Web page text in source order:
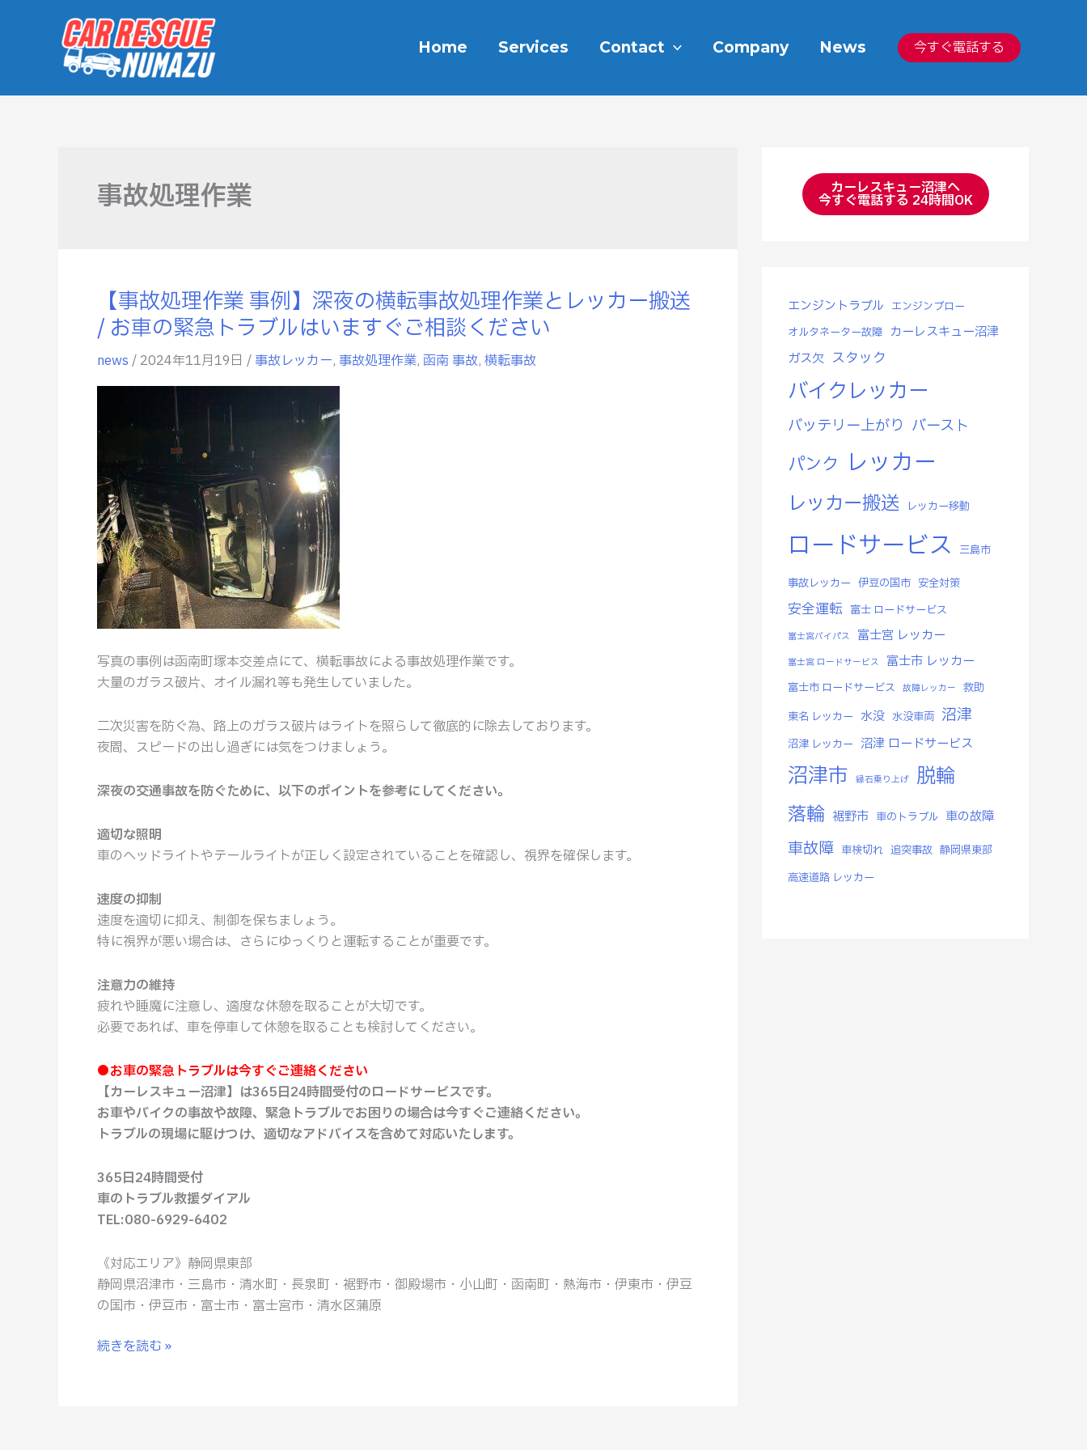
キ
Home Services Contact Company News 今すぐ電話する
事故処理作業
【事故処理作業 事例】深夜の横転事故処理作業とレッカー搬送
/ お車の緊急トラブルはいますぐご相談ください
news / 2024年11月19日 / 事故レッカー, 事故処理作業, 函南 事故, 横転事故
写真の事例は函南町塚本交差点にて、横転事故による事故処理作業です。
大量のガラス破片、オイル漏れ等も発生していました。
二次災害を防ぐ為、路上のガラス破片はライトを照らして徹底的に除去しております。
夜間、スピードの出し過ぎには気をつけましょう。
深夜の交通事故を防ぐために、以下のポイントを参考にしてください。
適切な照明
車のヘッドライトやテールライトが正しく設定されていることを確認し、視界を確保します。
速度の抑制
速度を適切に抑え、制御を保ちましょう。
特に視界が悪い場合は、さらにゆっくりと運転することが重要です。
注意力の維持
疲れや睡魔に注意し、適度な休憩を取ることが大切です。
必要であれば、車を停車して休憩を取ることも検討してください。
●お車の緊急トラブルは今すぐご連絡ください
【カーレスキュー沼津】は365日24時間受付のロードサービスです。
お車やバイクの事故や故障、緊急トラブルでお困りの場合は今すぐご連絡ください。
トラブルの現場に駆けつけ、適切なアドバイスを含めて対応いたします。
365日24時間受付
車のトラブル救援ダイアル
TEL:080-6929-6402
《対応エリア》静岡県東部
静岡県沼津市・三島市・清水町・長泉町・裾野市・御殿場市・小山町・函南町・熱海市・伊東市・伊豆
の国市・伊豆市・富士市・富士宮市・清水区蒲原
【事
故
処
理
作
夜
の
横
転
事
故
処
理
作
業
レ
ッ
ー
搬
送
/
お
の
緊
急
ラ
ブ
ル
い
ま
す
ぐ
相
談
く
さ
い
続きを読む »
カーレスキュー沼津へ
今すぐ電話する 24時間OK
エンジントラブル エンジンブロー
オルタネーター故障 カーレスキュー沼津
ガス欠 スタック
バイクレッカー
バッテリー上がり バースト
パンク レッカー
レッカー搬送 レッカー移動
ロードサービス 三島市
事故レッカー 伊豆の国市 安全対策
安全運転 富士 ロードサービス
富士宮バイパス 富士宮 レッカー
富士宮 ロードサービス 富士市 レッカー
富士市 ロードサービス 故障レッカー
救助
東名 レッカー 水没 水没車両 沼津
沼津 レッカー 沼津 ロードサービス
沼津市 縁石乗り上げ 脱輪
落輪 裾野市 車のトラブル 車の故障
車故障 車検切れ 追突事故 静岡県東部
高速道路 レッカー